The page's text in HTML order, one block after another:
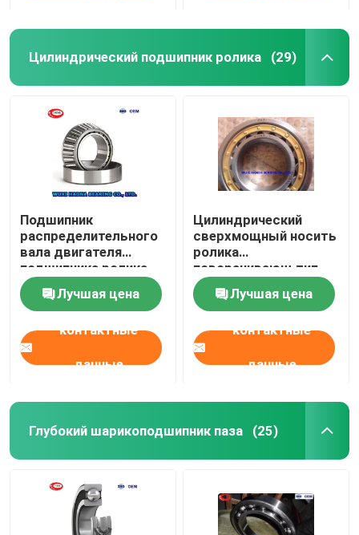
Цилиндрический подшипник ролика (29)
Подшипник
распределительного
вала двигателя
подшипника ролика
120x260x55mm NJ321
NJ322 NJ324
цилиндрический
Лучшая цена
контактные
данные
Цилиндрический
сверхмощный носить
ролика
поворачивающ тип
NJ332 NJ334
подшипников NJ
Лучшая цена
контактные
данные
Глубокий шарикоподшипник паза (25)